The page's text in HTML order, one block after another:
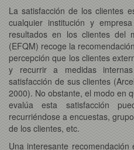
La satisfacción de los clientes
cualquier institución y
resultados en los clientes del
(EFQM) recoge la
percepción que los clientes
y recurrir a medidas
satisfacción de sus clientes
2000). No obstante, el modo en
evalúa esta satisfacción
recurriéndose a encuestas,
de los clientes, etc.
Una interesante